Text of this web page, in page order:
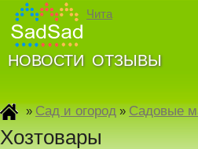
Чита
НОВОСТИ ОТЗЫВЫ
»Сад и огород»Садовые
Хозтовары